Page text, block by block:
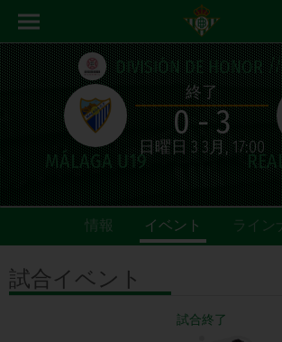
DIVISIÓN DE HONOR//
終了
0 - 3
日曜日 3 3月, 17:00
情報 イベント ライン
試合イベント
試合終了